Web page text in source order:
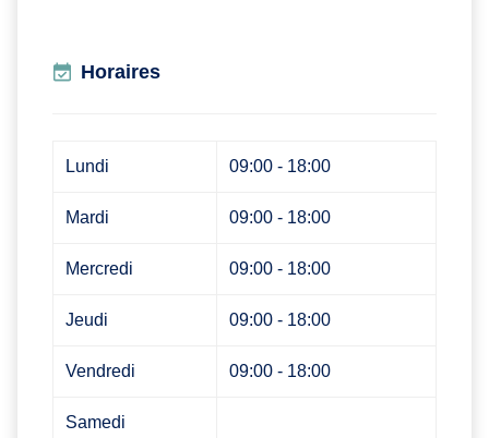
Horaires
Lundi 09:00 - 18:00
Mardi 09:00 - 18:00
Mercredi 09:00 - 18:00
Jeudi 09:00 - 18:00
Vendredi 09:00 - 18:00
Samedi